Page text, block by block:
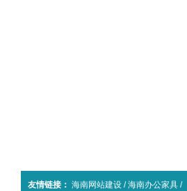
友情链接： 海南网站建设/海南办公家具/